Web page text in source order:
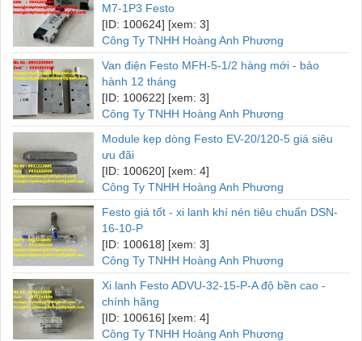
M7-1P3 Festo
[ID: 100624] [xem: 3]
Công Ty TNHH Hoàng Anh Phương
Van điện Festo MFH-5-1/2 hàng mới - bảo
hành 12 tháng
[ID: 100622] [xem: 3]
Công Ty TNHH Hoàng Anh Phương
Module kẹp dòng Festo EV-20/120-5 giá siêu
ưu đãi
[ID: 100620] [xem: 4]
Công Ty TNHH Hoàng Anh Phương
Festo giá tốt - xi lanh khí nén tiêu chuẩn DSN-
16-10-P
[ID: 100618] [xem: 3]
Công Ty TNHH Hoàng Anh Phương
Xi lanh Festo ADVU-32-15-P-A độ bền cao -
chính hãng
[ID: 100616] [xem: 4]
Công Ty TNHH Hoàng Anh Phương